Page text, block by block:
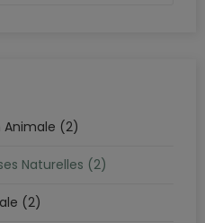
(2)
Naturelles (2)
(2)